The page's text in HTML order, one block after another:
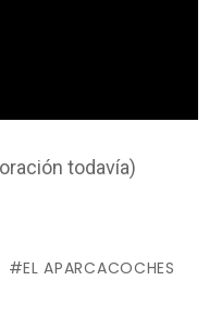
todavía)
EL APARCACOCHES